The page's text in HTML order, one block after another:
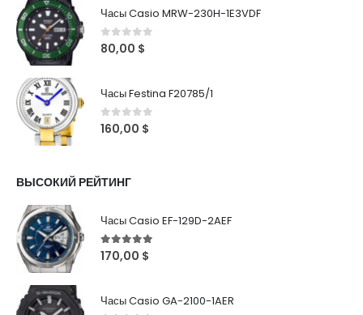
Часы Casio MRW-230H-1E3VDF
0out of 5
80,00 $
Часы Festina F20785/1
0out of 5
160,00 $
ВЫСОКИЙ РЕЙТИНГ
Часы Casio EF-129D-2AEF
5out of 5
170,00 $
Часы Casio GA-2100-1AER